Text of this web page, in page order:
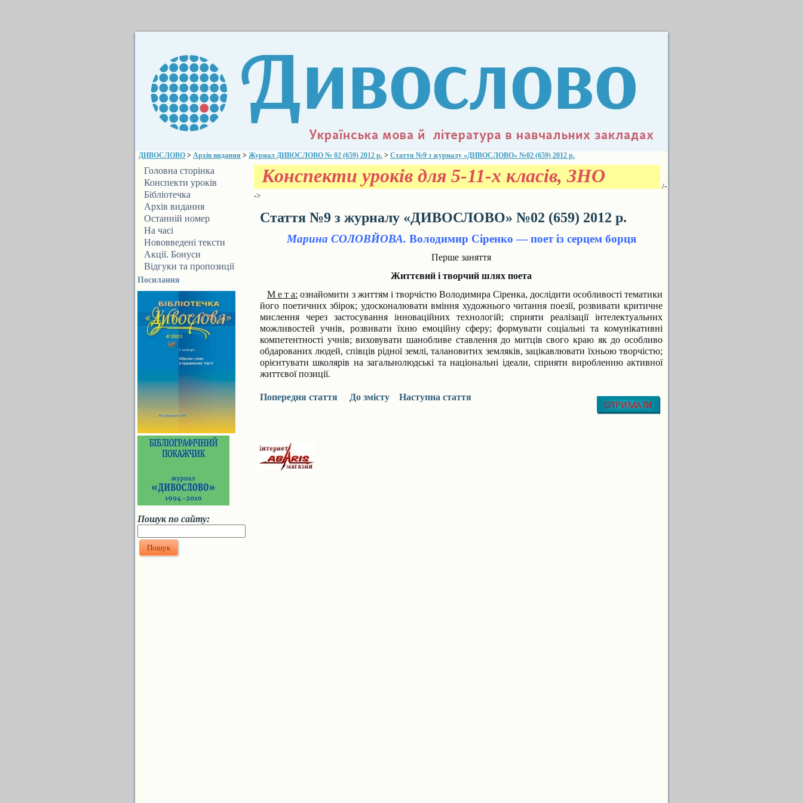
ДИВОСЛОВО > Архів видання > Журнал ДИВОСЛОВО № 02 (659) 2012 р. > Стаття №9 з журналу «ДИВОСЛОВО» №02 (659) 2012 р.
Головна сторінка
Конспекти уроків
Бібліотечка
ДИВОСЛОВА
Архів видання
Останній номер
На часі
Нововведені тексти
Акції. Бонуси
Відгуки та пропозиції
Посилання
Пошук по сайту:
Конспекти уроків для 5-11-х класів, ЗНО
/-
->
Стаття №9 з журналу «ДИВОСЛОВО» №02 (659) 2012 р.
Марина СОЛОВЙОВА. Володимир Сіренко — поет із серцем борця
Перше заняття
Життєвий і творчий шлях поета
М е т а: ознайомити з життям і творчістю Володи­мира Сіренка, дослідити особливості тематики
його поетичних збірок; удосконалювати вміння худож­нього читання поезії, розвивати критич­не
мислення через застосування інно­ваційних технологій; сприяти реалізації інтелектуальних
можливостей учнів, розвивати їхню емоційну сферу; форму­вати соціальні та комунікативні
компе­тентності учнів; виховувати шанобливе ставлення до митців свого краю як до особливо
обдарованих людей, співців рідної землі, талановитих земляків, зацікавлювати їхньою творчістю;
орієн­тувати школярів на загальнолюдські та національні ідеали, сприяти вироблен­ню активної
життєвої позиції.
Попередня стаття До змісту Наступна стаття